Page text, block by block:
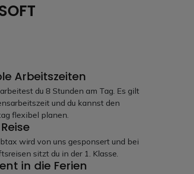
Arbeitszeiten
du 8 Stunden am Tag. Es gilt
und du kannst den
flexibel planen.
wird von uns gesponsert und bei
sitzt du in der 1. Klasse.
in die Ferien